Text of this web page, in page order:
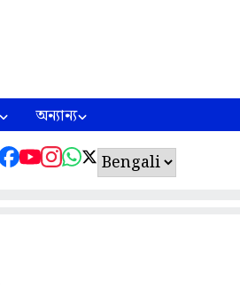
অন্যান্য